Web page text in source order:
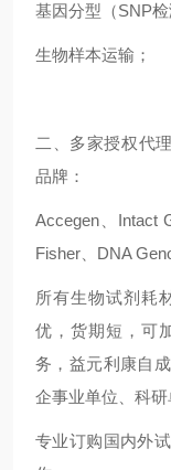
基因分型（SNP
生物样本运输；
二、多家授权代
品牌：
Accegen、Intact
Fisher、DNA
所有生物试剂耗
优，货期短，可
务，益元利康自
企事业单位、科研
专业订购国内外